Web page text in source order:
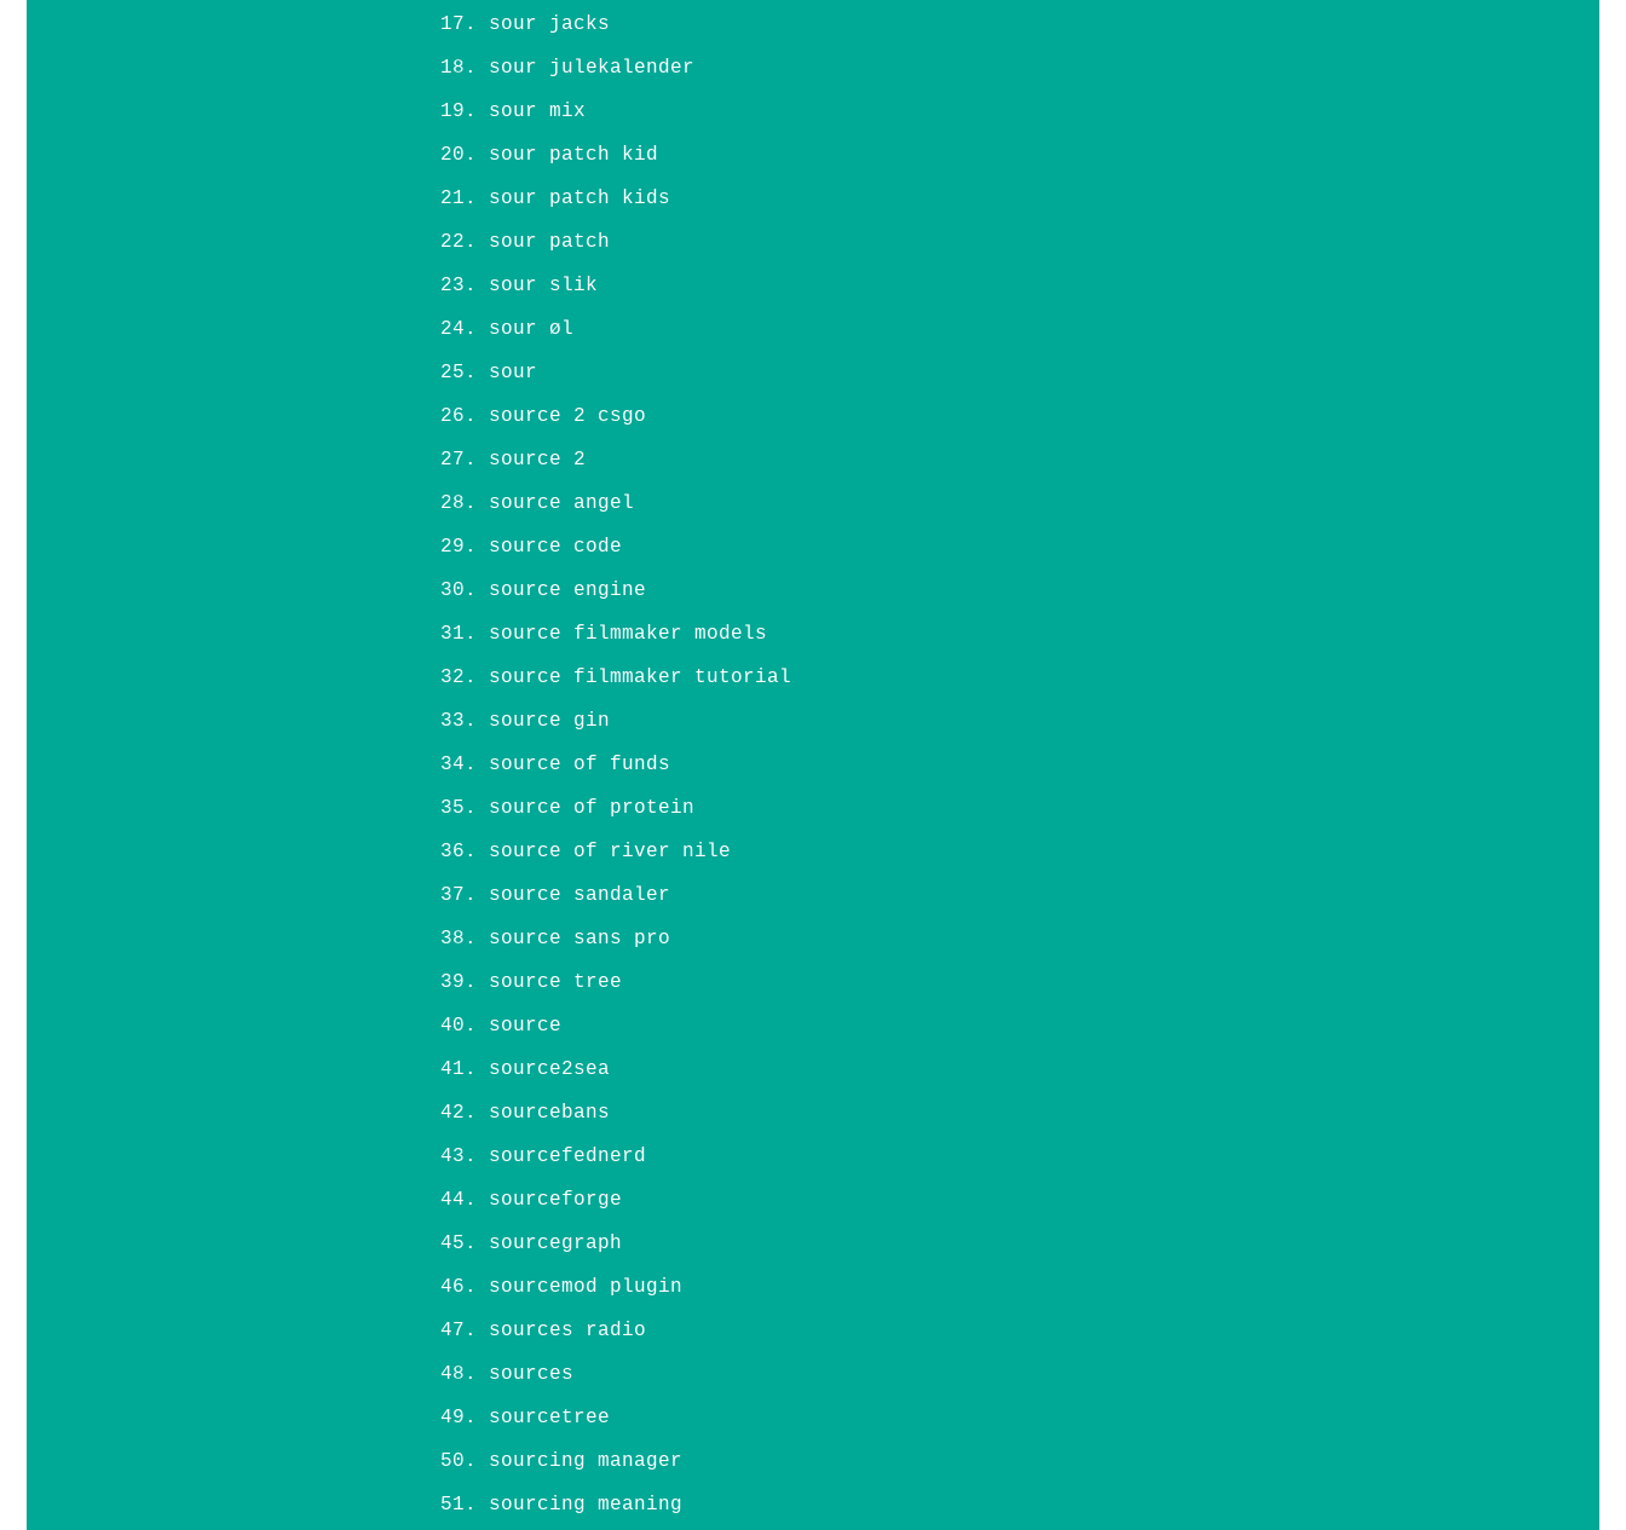
sour jacks
sour julekalender
sour mix
sour patch kid
sour patch kids
sour patch
sour slik
sour øl
sour
source 2 csgo
source 2
source angel
source code
source engine
source filmmaker models
source filmmaker tutorial
source gin
source of funds
source of protein
source of river nile
source sandaler
source sans pro
source tree
source
source2sea
sourcebans
sourcefednerd
sourceforge
sourcegraph
sourcemod plugin
sources radio
sources
sourcetree
sourcing manager
sourcing meaning